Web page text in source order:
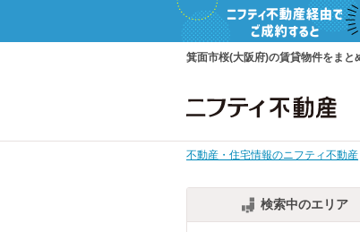
箕面市桜(大阪府)の賃貸物件をまと
不動産・住宅情報のニフティ不動産
検索中のエリア